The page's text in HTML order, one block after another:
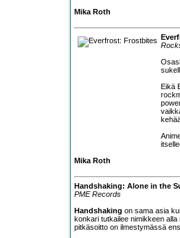
Mika Roth
Eikä
Mika Roth
Handshaking: Alone in the
PME Records
Handshaking on sama asia
konkari tutkailee nimikkeen
pitkäsoitto on ilmestymässä